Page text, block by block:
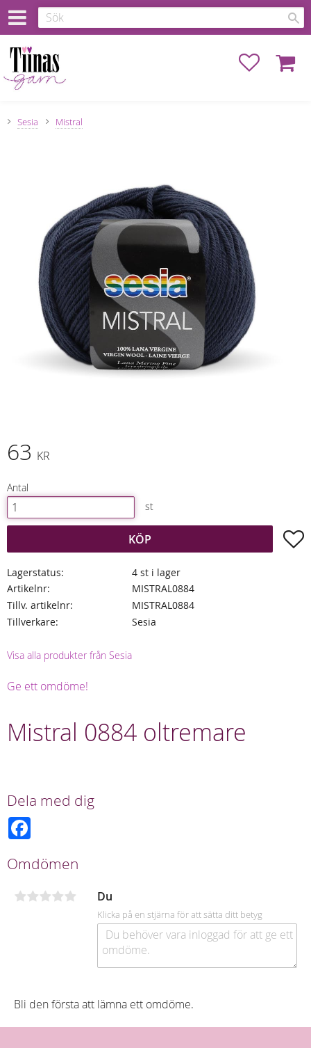
Favoriter
Sesia Mistral
63 KR
Antal
st
KÖP
Lagerstatus
4 st i lager
Artikelnr
MISTRAL0884
Tillv. artikelnr
MISTRAL0884
Tillverkare
Sesia
Visa alla produkter från Sesia
Ge ett omdöme!
Mistral 0884 oltremare
Dela med dig
b
o
k
Omdömen
Du
Klicka på en stjärna för att sätta ditt betyg
Bli den första att lämna ett omdöme.